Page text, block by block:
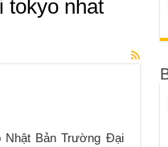
tokyo nhat
Nhật Bản Trường Đại